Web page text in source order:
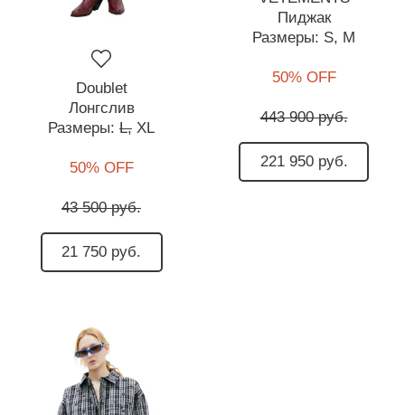
Doublet
Лонгслив
Размеры: L, XL
50% OFF
43 500 руб.
21 750 руб.
Пиджак
Размеры: S, M
50% OFF
443 900 руб.
221 950 руб.